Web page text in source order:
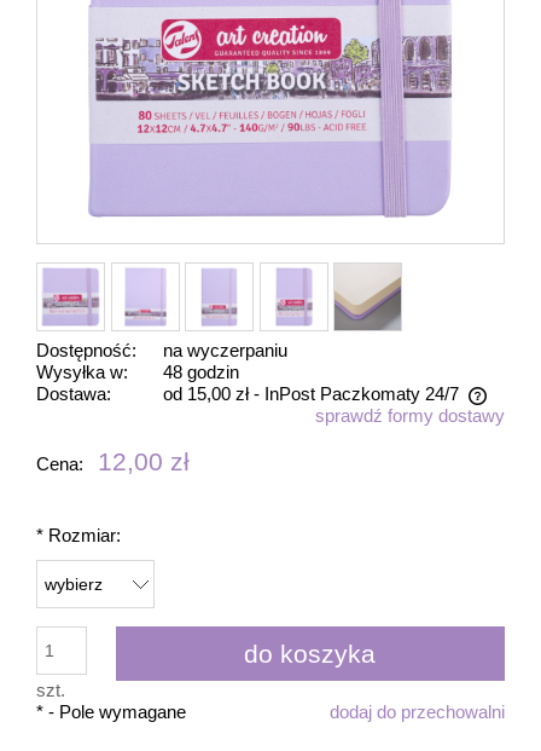
Dostępność:
na wyczerpaniu
Wysyłka w:
48 godzin
Dostawa:
od 15,00 zł - InPost Paczkomaty 24/7
Cena nie zawiera ewentualnych kosztów płatnościsprawdź formy dostawy
Cena: 12,00 zł
* Rozmiar:
szt.
do koszyka
dodaj do przechowalni
* - Pole wymagane